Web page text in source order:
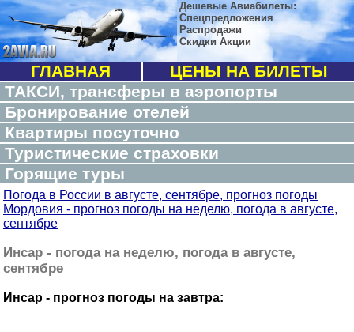
Дешевые Авиабилеты:
Спецпредложения
Распродажи
Скидки Акции
ГЛАВНАЯ
ЦЕНЫ НА БИЛЕТЫ
ТАКСИ, трансферы в аэропорты
Бронирование отелей
Квартиры посуточно
Туристические страховки
Горящие туры
Погода в России в августе, сентябре, прогноз погоды
Мордовия - прогноз погоды на неделю, погода в августе,
сентябре
Инсар - погода на неделю, погода в августе,
сентябре
Инсар - прогноз погоды на завтра: